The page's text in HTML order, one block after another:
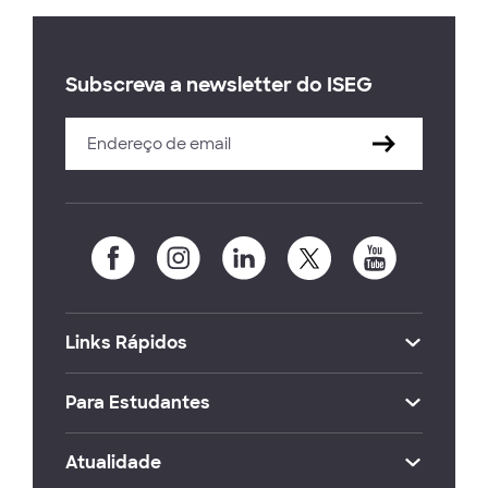
Subscreva a newsletter do ISEG
Links Rápidos
Para Estudantes
Atualidade